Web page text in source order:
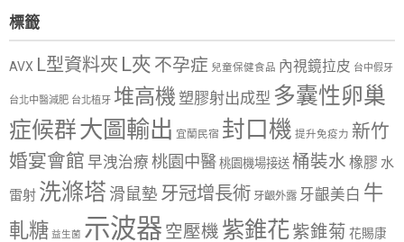
標籤
AVX L型資料夾 L夾 不孕症 兒童保健食品 內視鏡拉皮 台中假牙
台北中醫減肥 台北植牙 堆高機塑膠射出成型 多囊性卵巢
症候群大圖輸出 宜蘭民宿 封口機 提升免疫力 新竹
婚宴會館 早洩治療 桃園中醫 桃園機場接送 桶裝水 橡膠 水
雷射 洗滌塔 滑鼠墊 牙冠增長術 牙齦外露 牙齦美白 牛
軋糖 益生菌 示波器 空壓機 紫錐花紫錐菊 花賜康